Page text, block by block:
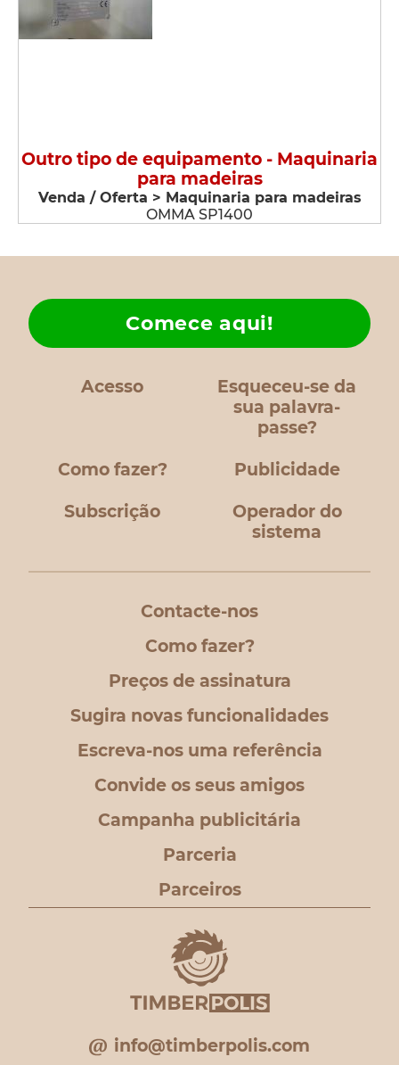
Outro tipo de equipamento - Maquinaria
para madeiras
Venda / Oferta > Maquinaria para madeiras
OMMA SP1400
Acesso
Esqueceu-se da
sua palavra-
passe?
Como fazer?
Comece aqui!
Publicidade
Subscrição
Operador do
sistema
Contacte-nos
Como fazer?
Preços de assinatura
Sugira novas funcionalidades
Escreva-nos uma referência
Convide os seus amigos
Campanha publicitária
Parceria
Parceiros
info@timberpolis.com